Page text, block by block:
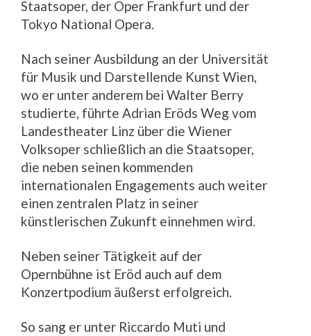
Staatsoper, der Oper Frankfurt und der
Tokyo National Opera.
Nach seiner Ausbildung an der Universität
für Musik und Darstellende Kunst Wien,
wo er unter anderem bei Walter Berry
studierte, führte Adrian Eröds Weg vom
Landestheater Linz über die Wiener
Volksoper schließlich an die Staatsoper,
die neben seinen kommenden
internationalen Engagements auch weiter
einen zentralen Platz in seiner
künstlerischen Zukunft einnehmen wird.
Neben seiner Tätigkeit auf der
Opernbühne ist Eröd auch auf dem
Konzertpodium äußerst erfolgreich.
So sang er unter Riccardo Muti und